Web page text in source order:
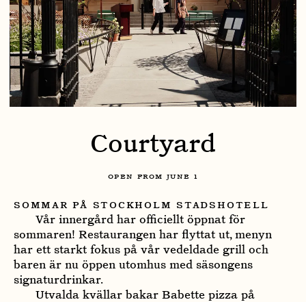
Courtyard
OPEN FROM JUNE 1
SOMMAR PÅ STOCKHOLM STADSHOTELL
Vår innergård har officiellt öppnat för
sommaren! Restaurangen har flyttat ut, menyn
har ett starkt fokus på vår vedeldade grill och
baren är nu öppen utomhus med säsongens
signaturdrinkar.
Utvalda kvällar bakar Babette pizza på